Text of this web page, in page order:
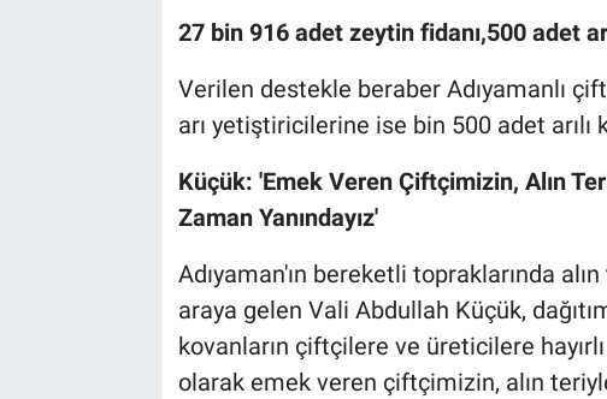
27 bin 916 adet zeytin fidanı,500 adet
Verilen destekle beraber Adıyamanlı
arı yetiştiricilerine ise bin 500 adet arılı
Küçük: 'Emek Veren Çiftçimizin, Alın
Zaman Yanındayız'
Adıyaman'ın bereketli topraklarında
araya gelen Vali Abdullah Küçük,
kovanların çiftçilere ve üreticilere
olarak emek veren çiftçimizin, alın